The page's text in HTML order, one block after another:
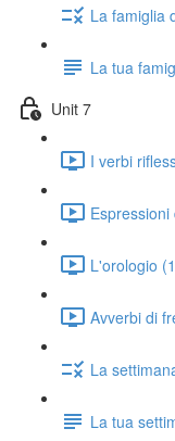
La famiglia
La tua
Unit 7
I verbi
L'orologio
Avverbi di
La
La tua